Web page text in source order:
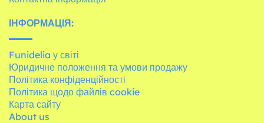
ІНФОРМАЦІЯ:
Funidelia у світі
Юридичне положення та умови продажу
Політика конфіденційності
Політика щодо файлів cookie
Карта сайту
About us